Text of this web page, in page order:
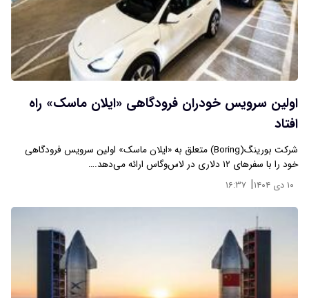
اولین سرویس خودران فرودگاهی «ایلان ماسک» راه
افتاد
شرکت بورینگ(Boring) متعلق به «ایلان ماسک» اولین سرویس فرودگاهی
خود را با سفرهای ۱۲ دلاری در لاس‌وگاس ارائه می‌دهد.…
۱۰ دی ۱۴۰۴ | ۱۶:۳۷